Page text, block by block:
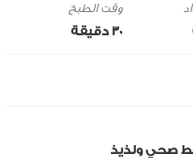
وقت الطبخ
30 ‎دقيقة
صحي ولذيذ